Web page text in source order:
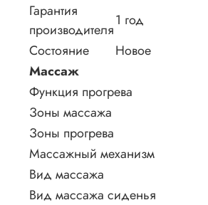
Гарантия
производителя
1 год
Состояние
Новое
Массаж
Функция прогрева
Зоны массажа
Зоны прогрева
Массажный механизм
Вид массажа
Вид массажа сиденья